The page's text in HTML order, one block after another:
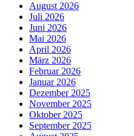
August 2026
Juli 2026
Juni 2026
Mai 2026
April 2026
März 2026
Februar 2026
Januar 2026
Dezember 2025
November 2025
Oktober 2025
September 2025